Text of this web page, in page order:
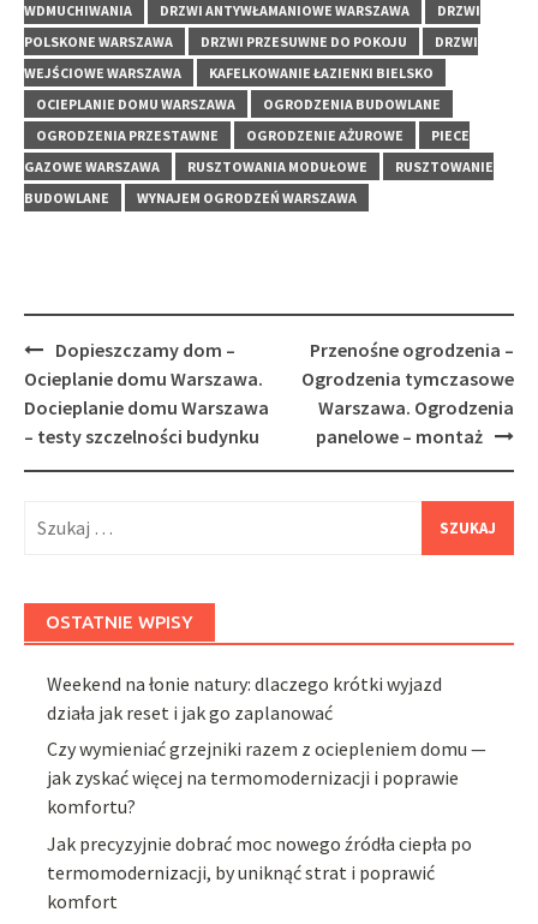
WDMUCHIWANIA DRZWI ANTYWŁAMANIOWE WARSZAWA
DRZWI
POLSKONE WARSZAWA
DRZWI PRZESUWNE DO POKOJU
DRZWI
WEJŚCIOWE WARSZAWA
KAFELKOWANIE ŁAZIENKI BIELSKO
OCIEPLANIE DOMU WARSZAWA
OGRODZENIA BUDOWLANE
OGRODZENIA PRZESTAWNE
OGRODZENIE AŻUROWE
PIECE
GAZOWE WARSZAWA
RUSZTOWANIA MODUŁOWE
RUSZTOWANIE
BUDOWLANE
WYNAJEM OGRODZEŃ WARSZAWA
Post
navigation
Dopieszczamy dom –
Ocieplanie domu Warszawa.
Docieplanie domu Warszawa
– testy szczelności budynku
Przenośne ogrodzenia –
Ogrodzenia tymczasowe
Warszawa. Ogrodzenia
panelowe – montaż
OSTATNIE WPISY
Weekend na łonie natury: dlaczego krótki wyjazd
działa jak reset i jak go zaplanować
Czy wymieniać grzejniki razem z ociepleniem domu —
jak zyskać więcej na termomodernizacji i poprawie
komfortu?
Jak precyzyjnie dobrać moc nowego źródła ciepła po
termomodernizacji, by uniknąć strat i poprawić
komfort